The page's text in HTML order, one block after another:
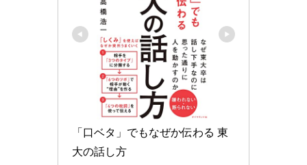
「口ベタ」でもなぜか伝わる 東
大の話し方